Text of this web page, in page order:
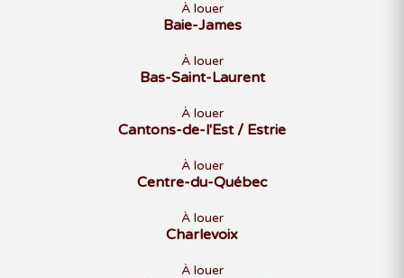
À louer
Baie-James
À louer
Bas-Saint-Laurent
À louer
Cantons-de-l'Est / Estrie
À louer
Centre-du-Québec
À louer
Charlevoix
À louer